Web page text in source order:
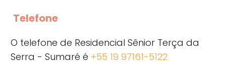
Telefone
O telefone de Residencial Sênior Terça da
Serra - Sumaré é +55 19 97161-5122